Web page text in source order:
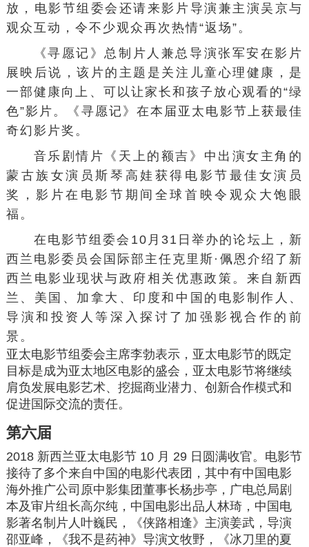
放，电影节组委会还请来影片导演兼主演吴京与
观众互动，令不少观众再次热情“返场”。
《寻愿记》总制片人兼总导演张军安在影片
展映后说，该片的主题是关注儿童心理健康，是
一部健康向上、可以让家长和孩子放心观看的“绿
色”影片。《寻愿记》在本届亚太电影节上获最佳
奇幻影片奖。
音乐剧情片《天上的额吉》中出演女主角的
蒙古族女演员斯琴高娃获得电影节最佳女演员
奖，影片在电影节期间全球首映令观众大饱眼
福。
在电影节组委会10月31日举办的论坛上，新
西兰电影委员会国际部主任克里斯·佩恩介绍了新
西兰电影业现状与政府相关优惠政策。来自新西
兰、美国、加拿大、印度和中国的电影制作人、
导演和投资人等深入探讨了加强影视合作的前
景。
亚太电影节组委会主席李勃表示，亚太电影节的既定
目标是成为亚太地区电影的盛会，亚太电影节将继续
肩负发展电影艺术、挖掘商业潜力、创新合作模式和
促进国际交流的责任。
第六届
2018 新西兰亚太电影节 10 月 29 日圆满收官。电影节
接待了多个来自中国的电影代表团，其中有中国电影
海外推广公司原中影集团董事长杨步亭，广电总局剧
本及审片组长高尔纯，中国电影出品人林琦，中国电
影著名制片人叶巍民，《侠路相逢》主演姜武，导演
邵亚峰，《我不是药神》导演文牧野，《冰刀里的夏